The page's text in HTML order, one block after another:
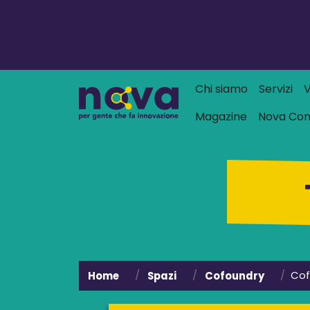
Chi siamo Servizi
Magazine
Nova
Home Spazi Cofoundry